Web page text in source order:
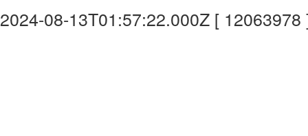
2024-08-13T01:57:22.000Z [ 12063978